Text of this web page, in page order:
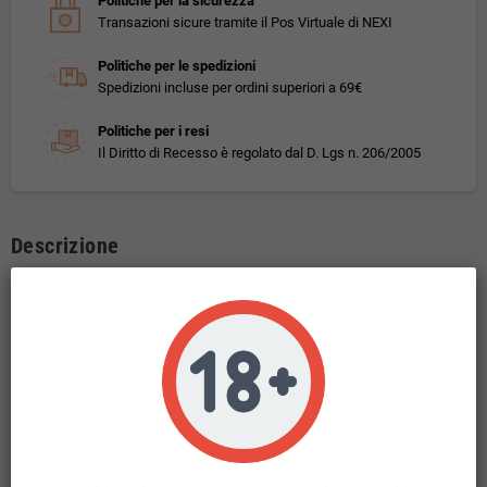
Transazioni sicure tramite il Pos Virtuale di NEXI
Politiche per le spedizioni
Spedizioni incluse per ordini superiori a 69€
Politiche per i resi
Il Diritto di Recesso è regolato dal D. Lgs n. 206/2005
Descrizione
TNT Vape Booms Classic Aroma CON TASSELLO 10 ml
Gusto: tabacco da sigaro con vaniglia .
Questo prodotto non contiene nicotina.
10ml di liquido concentrato in flacone da 10ml.